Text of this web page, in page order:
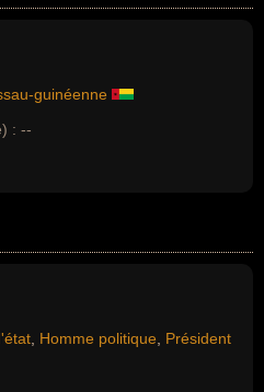
guinéenne
: --
Homme politique
Président